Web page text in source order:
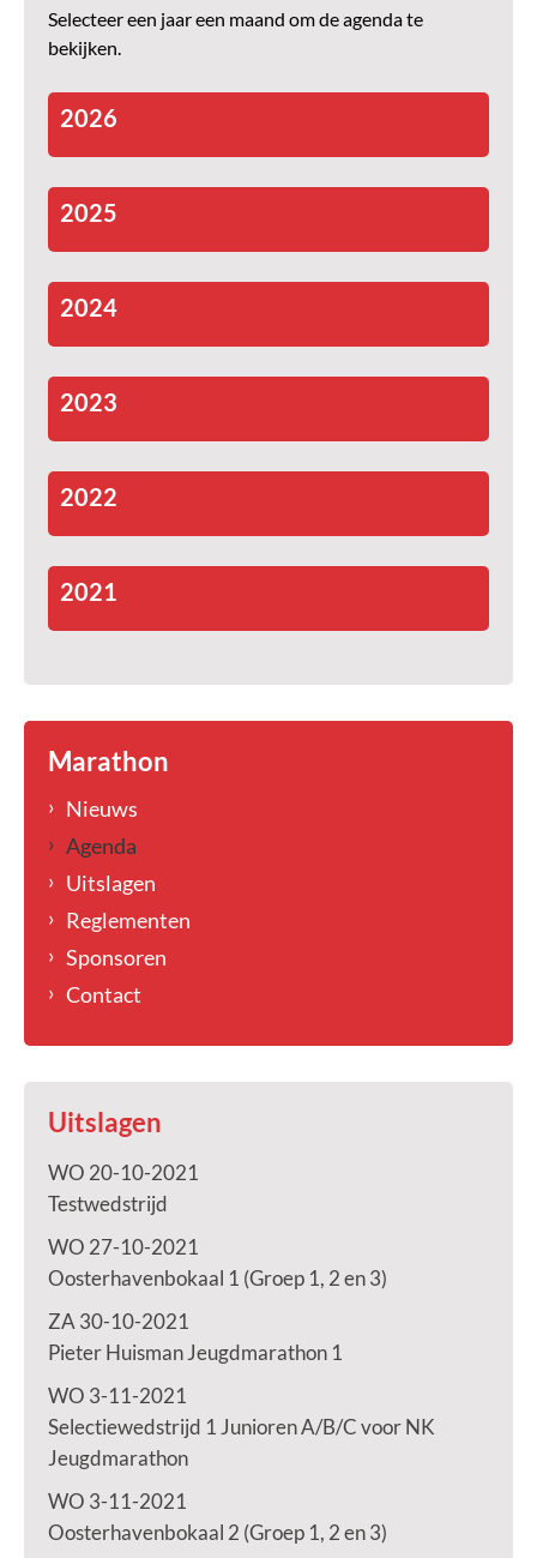
Selecteer een jaar een maand om de agenda te
bekijken.
2026
2025
2024
2023
2022
2021
Marathon
Nieuws
Agenda
Uitslagen
Reglementen
Sponsoren
Contact
Uitslagen
WO 20-10-2021
Testwedstrijd
WO 27-10-2021
Oosterhavenbokaal 1 (Groep 1, 2 en 3)
ZA 30-10-2021
Pieter Huisman Jeugdmarathon 1
WO 3-11-2021
Selectiewedstrijd 1 Junioren A/B/C voor NK
Jeugdmarathon
WO 3-11-2021
Oosterhavenbokaal 2 (Groep 1, 2 en 3)